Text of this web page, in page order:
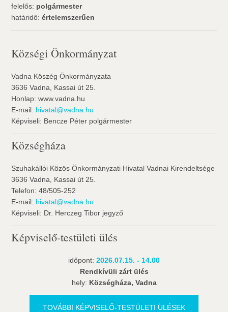
felelős: polgármester
határidő:értelemszerűen
Községi Önkormányzat
Vadna Köszég Önkormányzata
3636 Vadna, Kassai út 25.
Honlap: www.vadna.hu
E-mail: hivatal@vadna.hu
Képviseli: Bencze Péter polgármester
Községháza
Szuhakállói Közös Önkormányzati Hivatal Vadnai Kirendeltsége
3636 Vadna, Kassai út 25.
Telefon: 48/505-252
E-mail: hivatal@vadna.hu
Képviseli: Dr. Herczeg Tibor jegyző
Képviselő-testületi ülés
időpont: 2026.07.15. - 14.00
Rendkívüli zárt ülés
hely: Községháza, Vadna
TOVÁBBI KÉPVISELŐ-TESTÜLETI ÜLÉSEK